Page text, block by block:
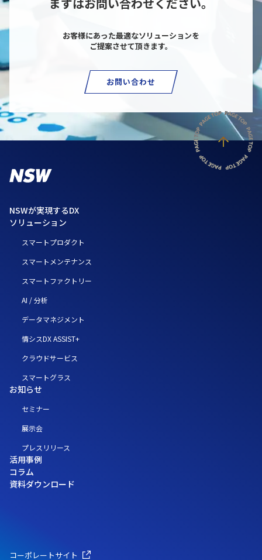
お客様にあった最適なソリューションを
ご提案させて頂きます。
お問い合わせ
NSWが実現するDX
ソリューション
スマートプロダクト
スマートメンテナンス
スマートファクトリー
AI / 分析
データマネジメント
情シスDX ASSIST+
クラウドサービス
スマートグラス
お知らせ
セミナー
展示会
プレスリリース
活用事例
コラム
資料ダウンロード
コーポレートサイト